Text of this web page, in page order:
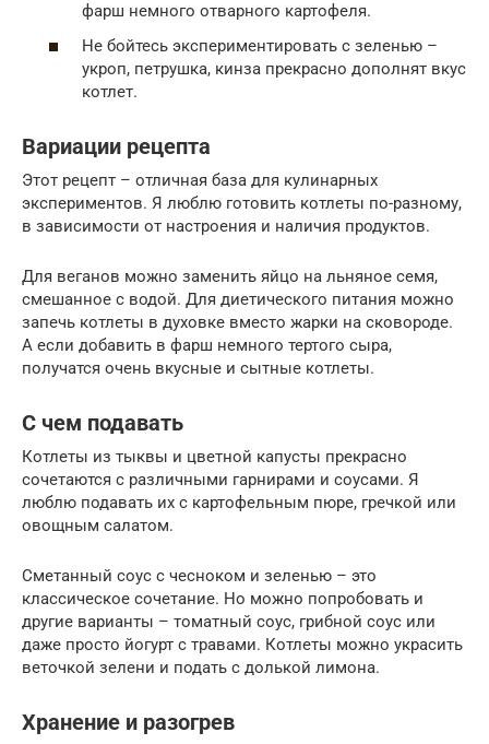
фарш немного отварного картофеля.
Не бойтесь экспериментировать с зеленью –
укроп, петрушка, кинза прекрасно дополнят вкус
котлет.
Вариации рецепта
Этот рецепт – отличная база для кулинарных
экспериментов. Я люблю готовить котлеты по-разному,
в зависимости от настроения и наличия продуктов.
Для веганов можно заменить яйцо на льняное семя,
смешанное с водой. Для диетического питания можно
запечь котлеты в духовке вместо жарки на сковороде.
А если добавить в фарш немного тертого сыра,
получатся очень вкусные и сытные котлеты.
С чем подавать
Котлеты из тыквы и цветной капусты прекрасно
сочетаются с различными гарнирами и соусами. Я
люблю подавать их с картофельным пюре, гречкой или
овощным салатом.
Сметанный соус с чесноком и зеленью – это
классическое сочетание. Но можно попробовать и
другие варианты – томатный соус, грибной соус или
даже просто йогурт с травами. Котлеты можно украсить
веточкой зелени и подать с долькой лимона.
Хранение и разогрев